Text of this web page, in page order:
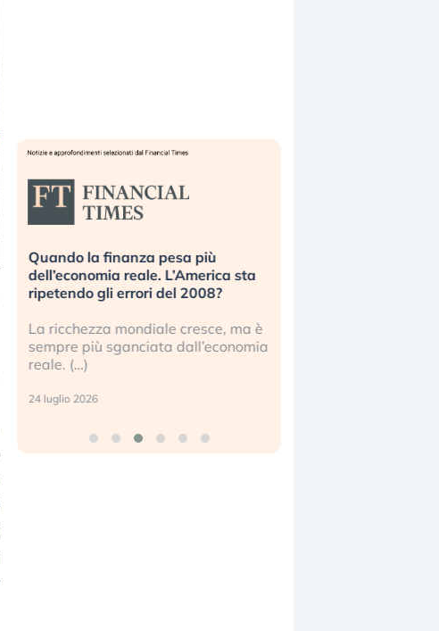
Quando la finanza pesa più
dell’economia reale. L’America sta
ripetendo gli errori del 2008?
La ricchezza mondiale cresce, ma è
sempre più sganciata dall’economia
reale. (…)
24 luglio 2026